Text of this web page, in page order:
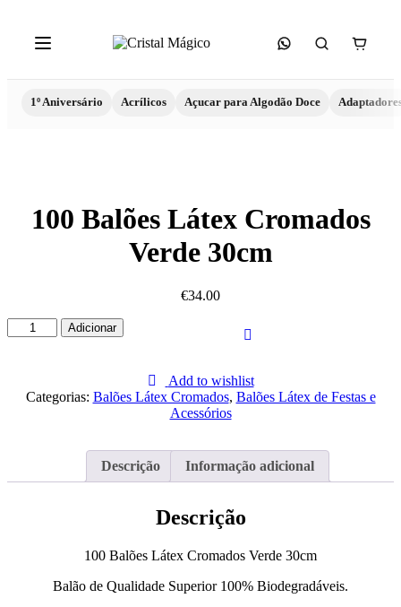
1º Aniversário Acrílicos Açucar para Algodão Doce
100 Balões Látex Cromados
Verde 30cm
€34.00
Quantidade
de
Látex
Cromados
Adicionar
Add to wishlist
Categorias: Balões Látex Cromados, Balões Látex de Festas e
Acessórios
Descrição Informação adicional
Descrição
100 Balões Látex Cromados Verde 30cm
Balão de Qualidade Superior 100% Biodegradáveis.